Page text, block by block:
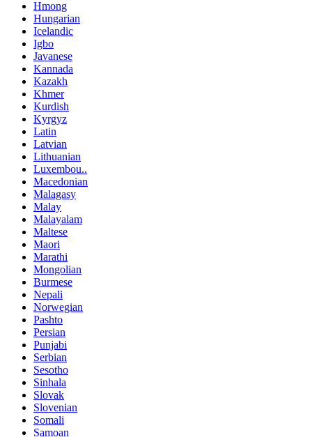
Hmong
Hungarian
Icelandic
Igbo
Javanese
Kannada
Kazakh
Khmer
Kurdish
Kyrgyz
Latin
Latvian
Lithuanian
Luxembou..
Macedonian
Malagasy
Malay
Malayalam
Maltese
Maori
Marathi
Mongolian
Burmese
Nepali
Norwegian
Pashto
Persian
Punjabi
Serbian
Sesotho
Sinhala
Slovak
Slovenian
Somali
Samoan